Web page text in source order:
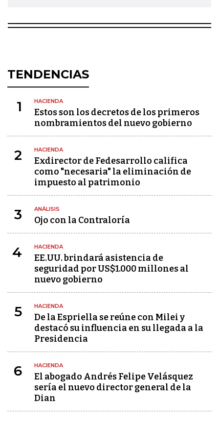
TENDENCIAS
1 HACIENDA
Estos son los decretos de los primeros
nombramientos del nuevo gobierno
2 HACIENDA
Exdirector de Fedesarrollo califica
como "necesaria" la eliminación de
impuesto al patrimonio
3 ANÁLISIS
Ojo con la Contraloría
4 HACIENDA
EE.UU. brindará asistencia de
seguridad por US$1.000 millones al
nuevo gobierno
5 HACIENDA
De la Espriella se reúne con Milei y
destacó su influencia en su llegada a la
Presidencia
6 HACIENDA
El abogado Andrés Felipe Velásquez
sería el nuevo director general de la
Dian